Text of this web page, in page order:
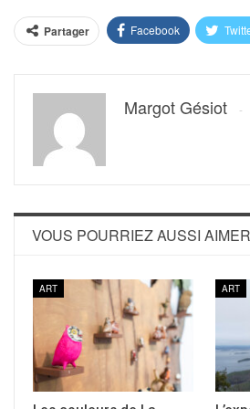
Partager Facebook
Margot Gésiot
VOUS POURRIEZ AUSSI AIMER
ART ART